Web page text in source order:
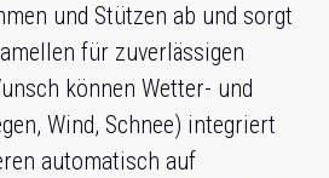
und Stützen ab und sorgt
für zuverlässigen
können Wetter- und
Wind, Schnee) integriert
automatisch auf